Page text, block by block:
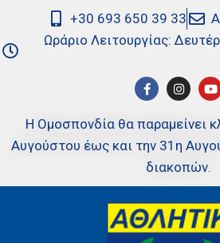
+30 693 650 39 33
Ωράριο Λειτουργίας:
Η Ομοσπονδία θα παραμείνει
Αυγούστου έως και την 31η
διακοπών.